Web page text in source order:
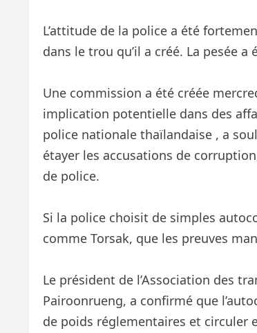
L’attitude de la police a été
dans le trou qu’il a créé. La pesée a
Une commission a été créée
implication potentielle dans des
police nationale thaïlandaise , a
étayer les accusations de
de police.
Si la police choisit de simples
comme Torsak, que les preuves
Le président de l’Association des
Pairoonrueng, a confirmé que
de poids réglementaires et circuler